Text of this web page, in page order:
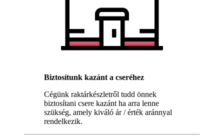
Biztosítunk kazánt a cseréhez
Cégünk raktárkészletről tudd önnek
biztosítani csere kazánt ha arra lenne
szükség, amely kiváló ár / érték aránnyal
rendelkezik.